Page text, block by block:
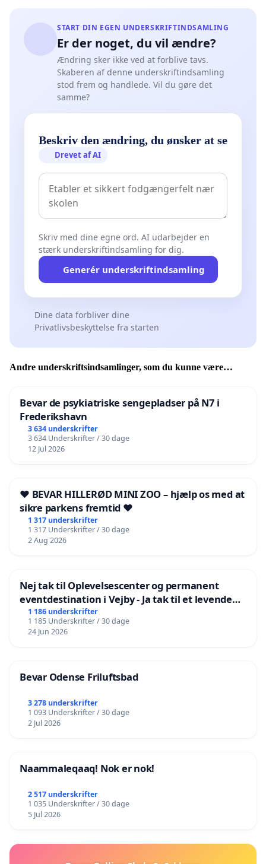
START DIN EGEN UNDERSKRIFTINDSAMLING
Er der noget, du vil ændre?
Ændring sker ikke ved at forblive tavs.
Skaberen af denne underskriftindsamling
stod frem og handlede. Vil du gøre det
samme?
Beskriv den ændring, du ønsker at se
Drevet af AI
Skriv med dine egne ord. AI udarbejder en
stærk underskriftindsamling for dig.
Generér underskriftindsamling
Dine data forbliver dine
Privatlivsbeskyttelse fra starten
Andre underskriftsindsamlinger, som du kunne være
Bevar de psykiatriske sengepladser på N7 i
Frederikshavn
3 634 underskrifter
3 634 Underskrifter / 30 dage
12 Jul 2026
❤️ BEVAR HILLERØD MINI ZOO – hjælp os med at
sikre parkens fremtid ❤️
1 317 underskrifter
1 317 Underskrifter / 30 dage
2 Aug 2026
Nej tak til Oplevelsescenter og permanent
eventdestination i Vejby - Ja tak til et levende
lokalområde i balance
1 186 underskrifter
1 185 Underskrifter / 30 dage
24 Jun 2026
Bevar Odense Friluftsbad
3 278 underskrifter
1 093 Underskrifter / 30 dage
2 Jul 2026
Naammaleqaaq! Nok er nok!
2 517 underskrifter
1 035 Underskrifter / 30 dage
5 Jul 2026